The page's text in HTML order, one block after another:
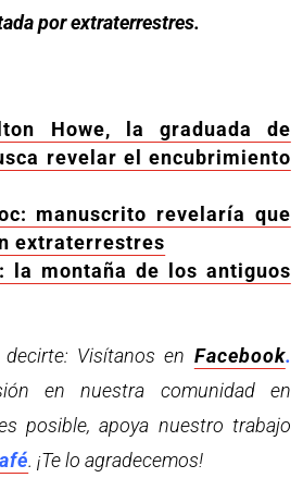
por extraterrestres.
Howe, la graduada de
revelar el encubrimiento
manuscrito revelaría que
extraterrestres
la montaña de los antiguos
Visítanos en Facebook.
en nuestra comunidad en
posible, apoya nuestro trabajo
. ¡Te lo agradecemos!